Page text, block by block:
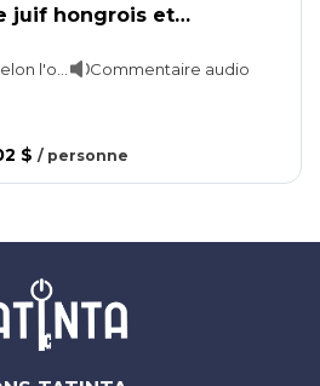
juif hongrois et
choisie) Commentaire audio
$ / personne